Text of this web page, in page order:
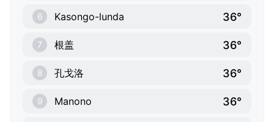
6 Kasongo-lunda 36°
7 根盖 36°
8 孔戈洛 36°
9 Manono 36°